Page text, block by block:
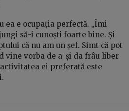
e ocupația perfectă. „Îmi
să-i cunoști foarte bine. Și
că nu am un șef. Simt că pot
vine vorba de a-și da frâu liber
ei preferată este